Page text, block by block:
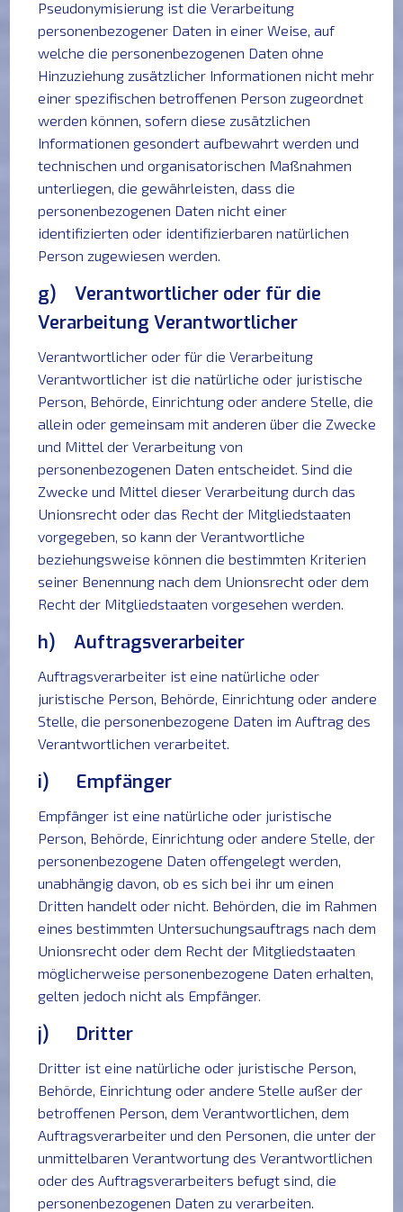
Pseudonymisierung ist die Verarbeitung
personenbezogener Daten in einer Weise, auf
welche die personenbezogenen Daten ohne
Hinzuziehung zusätzlicher Informationen nicht mehr
einer spezifischen betroffenen Person zugeordnet
werden können, sofern diese zusätzlichen
Informationen gesondert aufbewahrt werden und
technischen und organisatorischen Maßnahmen
unterliegen, die gewährleisten, dass die
personenbezogenen Daten nicht einer
identifizierten oder identifizierbaren natürlichen
Person zugewiesen werden.
g) Verantwortlicher oder für die
Verarbeitung Verantwortlicher
Verantwortlicher oder für die Verarbeitung
Verantwortlicher ist die natürliche oder juristische
Person, Behörde, Einrichtung oder andere Stelle, die
allein oder gemeinsam mit anderen über die Zwecke
und Mittel der Verarbeitung von
personenbezogenen Daten entscheidet. Sind die
Zwecke und Mittel dieser Verarbeitung durch das
Unionsrecht oder das Recht der Mitgliedstaaten
vorgegeben, so kann der Verantwortliche
beziehungsweise können die bestimmten Kriterien
seiner Benennung nach dem Unionsrecht oder dem
Recht der Mitgliedstaaten vorgesehen werden.
h) Auftragsverarbeiter
Auftragsverarbeiter ist eine natürliche oder
juristische Person, Behörde, Einrichtung oder andere
Stelle, die personenbezogene Daten im Auftrag des
Verantwortlichen verarbeitet.
i) Empfänger
Empfänger ist eine natürliche oder juristische
Person, Behörde, Einrichtung oder andere Stelle, der
personenbezogene Daten offengelegt werden,
unabhängig davon, ob es sich bei ihr um einen
Dritten handelt oder nicht. Behörden, die im Rahmen
eines bestimmten Untersuchungsauftrags nach dem
Unionsrecht oder dem Recht der Mitgliedstaaten
möglicherweise personenbezogene Daten erhalten,
gelten jedoch nicht als Empfänger.
j) Dritter
Dritter ist eine natürliche oder juristische Person,
Behörde, Einrichtung oder andere Stelle außer der
betroffenen Person, dem Verantwortlichen, dem
Auftragsverarbeiter und den Personen, die unter der
unmittelbaren Verantwortung des Verantwortlichen
oder des Auftragsverarbeiters befugt sind, die
personenbezogenen Daten zu verarbeiten.